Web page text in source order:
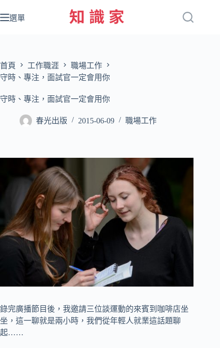
至
容
選單
首頁 工作職涯
職場工作
守時、專注，面試官一定會用你
守時、專注，面試官一定會用你
春光出版 2015-06-09 職場工作
錄完廣播節目後，我邀請三位談運動的來賓到咖啡店坐
坐，這一聊就是兩小時，我們從年輕人就業這話題聊
起……